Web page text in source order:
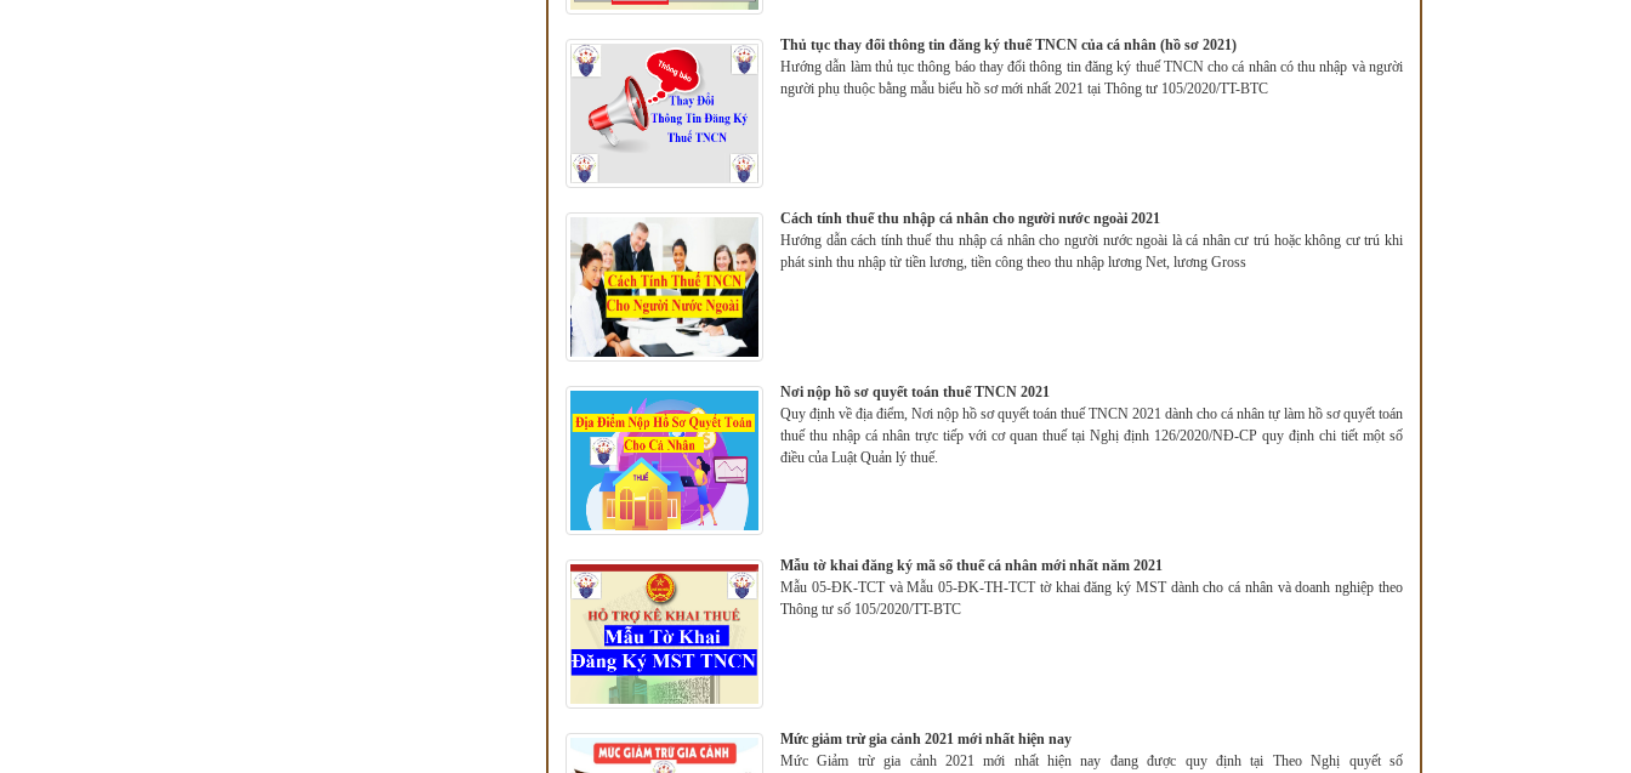
Thủ tục thay đổi thông tin đăng ký thuế TNCN của cá nhân (hồ sơ 2021)
Hướng dẫn làm thủ tục thông báo thay đổi thông tin đăng ký thuế TNCN cho cá nhân có thu nhập và người
người phụ thuộc bằng mẫu biểu hồ sơ mới nhất 2021 tại Thông tư 105/2020/TT-BTC
Cách tính thuế thu nhập cá nhân cho người nước ngoài 2021
Hướng dẫn cách tính thuế thu nhập cá nhân cho người nước ngoài là cá nhân cư trú hoặc không cư trú khi
phát sinh thu nhập từ tiền lương, tiền công theo thu nhập lương Net, lương Gross
Nơi nộp hồ sơ quyết toán thuế TNCN 2021
Quy định về địa điểm, Nơi nộp hồ sơ quyết toán thuế TNCN 2021 dành cho cá nhân tự làm hồ sơ quyết toán
thuế thu nhập cá nhân trực tiếp với cơ quan thuế tại Nghị định 126/2020/NĐ-CP quy định chi tiết một số
điều của Luật Quản lý thuế.
Mẫu tờ khai đăng ký mã số thuế cá nhân mới nhất năm 2021
Mẫu 05-ĐK-TCT và Mẫu 05-ĐK-TH-TCT tờ khai đăng ký MST dành cho cá nhân và doanh nghiệp theo
Thông tư số 105/2020/TT-BTC
Mức giảm trừ gia cảnh 2021 mới nhất hiện nay
Mức Giảm trừ gia cảnh 2021 mới nhất hiện nay đang được quy định tại Theo Nghị quyết số